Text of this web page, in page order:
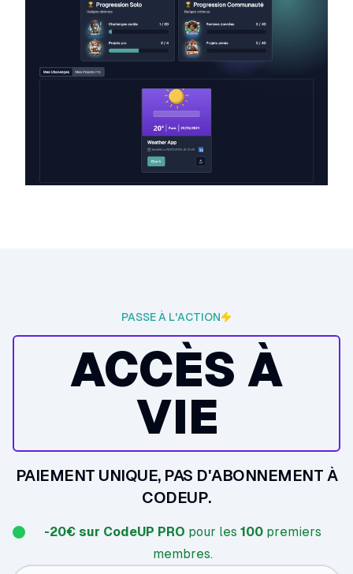
PASSE À L'ACTION
ACCÈS À
VIE
PAIEMENT UNIQUE, PAS D'ABONNEMENT À
CODEUP.
-20€ sur CodeUP PRO pour les 100 premiers
membres.